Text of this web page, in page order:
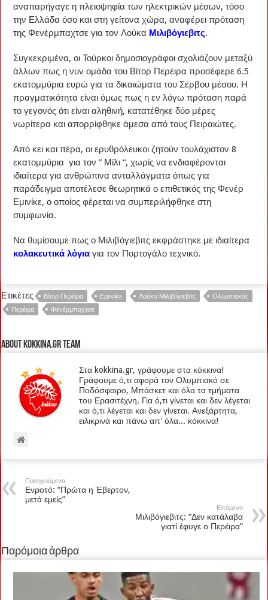
αναπαρήγαγε η πλειοψηφία των ηλεκτρικών μέσων, τόσο
την Ελλάδα όσο και στη γείτονα χώρα, αναφέρει πρόταση
της Φενέρμπαχτσε για τον Λούκα Μιλιβόγιεβιτς.
Συγκεκριμένα, οι Τούρκοι δημοσιογράφοι σχολιάζουν μεταξύ
άλλων πως η νυν ομάδα του Βίτορ Περέιρα προσέφερε 6.5
εκατομμύρια ευρώ για τα δικαιώματα του Σέρβου μέσου. Η
πραγματικότητα είναι όμως πως η εν λόγω πρόταση παρά
το γεγονός ότι είναι αληθινή, κατατέθηκε δύο μέρες
νωρίτερα και απορρίφθηκε άμεσα από τους Πειραιώτες.
Από κει και πέρα, οι ερυθρόλευκοι ζητούν τουλάχιστον 8
εκατομμύρια για τον ” Μίλι “, χωρίς να ενδιαφέρονται
ιδιαίτερα για ανθρώπινα ανταλλάγματα όπως για
παράδειγμα αποτέλεσε θεωρητικά ο επιθετικός της Φενέρ
Εμινίκε, ο οποίος φέρεται να συμπεριλήφθηκε στη
συμφωνία.
Να θυμίσουμε πως ο Μιλιβόγιεβιτς εκφράστηκε με ιδιαίτερα
κολακευτικά λόγια για τον Πορτογάλο τεχνικό.
Ετικέτες Βίτορ Περέιρα Εμενίκε Λούκα Μιλιβόγιεβιτς
Ολυμπιακός
Περέιρα
Φενέρμπαχτσε
About kokkina.gr TEAM
Στα kokkina.gr, γράφουμε στα κόκκινα!
Γράφουμε ό,τι αφορά τον Ολυμπιακό σε
Ποδόσφαιρο, Μπάσκετ και όλα τα τμήματα
του Ερασιτέχνη. Για ό,τι γίνεται και δεν λέγεται
και ό,τι λέγεται και δεν γίνεται. Ανεξάρτητα,
ειλικρινά και πάνω απ' όλα... κόκκινα!
Προηγούμενο
Ενροτό: “Πρώτα η Έβερτον,
μετά εμείς”
Επόμενο
Μιλιβόγιεβιτς: “Δεν κατάλαβα
γιατί έφυγε ο Περέιρα”
Παρόμοια άρθρα